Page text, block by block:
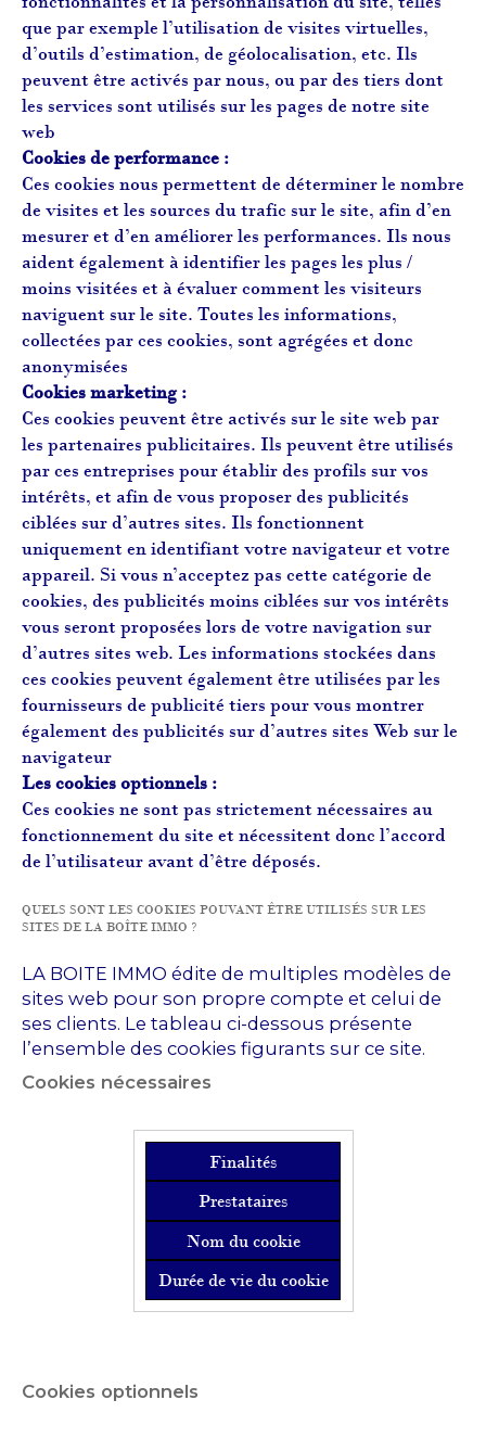
que par exemple l’utilisation de visites virtuelles,
d’outils d’estimation, de géolocalisation, etc. Ils
peuvent être activés par nous, ou par des tiers dont
les services sont utilisés sur les pages de notre site
web
Cookies de performance :
Ces cookies nous permettent de déterminer le nombre
de visites et les sources du trafic sur le site, afin d’en
mesurer et d’en améliorer les performances. Ils nous
aident également à identifier les pages les plus /
moins visitées et à évaluer comment les visiteurs
naviguent sur le site. Toutes les informations,
collectées par ces cookies, sont agrégées et donc
anonymisées
Cookies marketing :
Ces cookies peuvent être activés sur le site web par
les partenaires publicitaires. Ils peuvent être utilisés
par ces entreprises pour établir des profils sur vos
intérêts, et afin de vous proposer des publicités
ciblées sur d’autres sites. Ils fonctionnent
uniquement en identifiant votre navigateur et votre
appareil. Si vous n’acceptez pas cette catégorie de
cookies, des publicités moins ciblées sur vos intérêts
vous seront proposées lors de votre navigation sur
d’autres sites web. Les informations stockées dans
ces cookies peuvent également être utilisées par les
fournisseurs de publicité tiers pour vous montrer
également des publicités sur d’autres sites Web sur le
navigateur
Les cookies optionnels :
Ces cookies ne sont pas strictement nécessaires au
fonctionnement du site et nécessitent donc l’accord
de l’utilisateur avant d’être déposés.
QUELS SONT LES COOKIES POUVANT ÊTRE UTILISÉS SUR LES
SITES DE LA BOÎTE IMMO ?
LA BOITE IMMO édite de multiples modèles de
sites web pour son propre compte et celui de
ses clients. Le tableau ci-dessous présente
l’ensemble des cookies figurants sur ce site.
Cookies nécessaires
Finalités
Prestataires
Nom du cookie
Durée de vie du cookie
Cookies optionnels